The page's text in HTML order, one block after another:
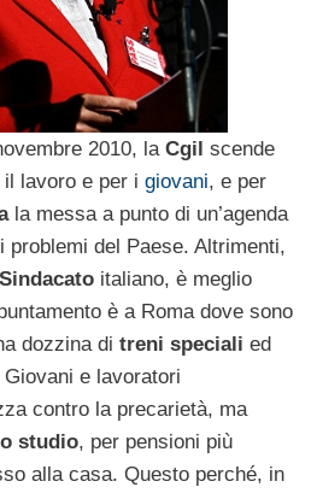
2010, la Cgil scende
lavoro e per i giovani, e per
la messa a punto di un’agenda
del Paese. Altrimenti,
Sindacato italiano, è meglio
è a Roma dove sono
dozzina di treni speciali ed
e lavoratori
contro la precarietà, ma
studio, per pensioni più
alla casa. Questo perché, in